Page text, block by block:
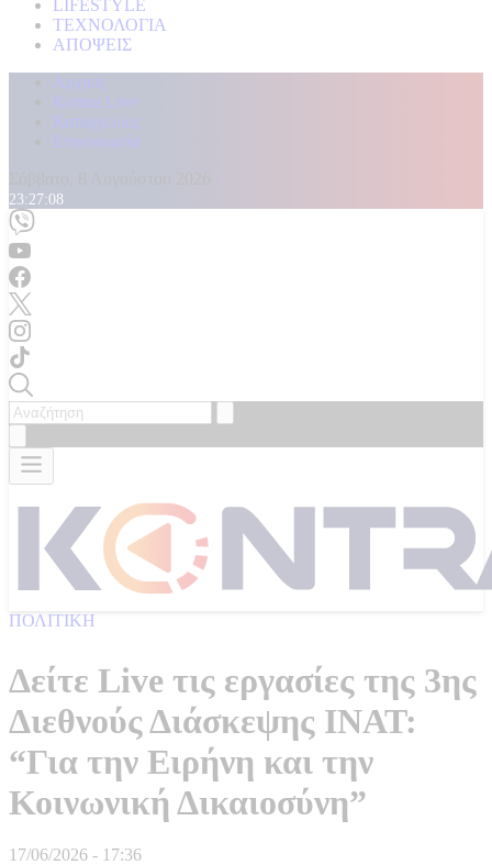
LIFESTYLE
ΤΕΧΝΟΛΟΓΙΑ
ΑΠΟΨΕΙΣ
Αρχική
Kontra Live
Καταγγελίες
Επικοινωνία
23:27:10
ΠΟΛΙΤΙΚΗ
Δείτε Live τις εργασίες της 3ης
Διεθνούς Διάσκεψης ΙΝΑΤ:
“Για την Ειρήνη και την
Κοινωνική Δικαιοσύνη”
17/06/2026 - 17:36